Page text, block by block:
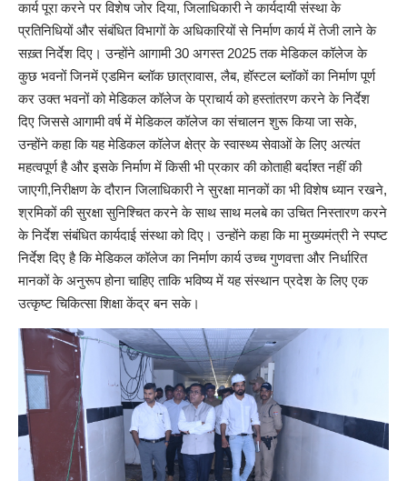
कार्य पूरा करने पर विशेष जोर दिया, जिलाधिकारी ने कार्यदायी संस्था के
प्रतिनिधियों और संबंधित विभागों के अधिकारियों से निर्माण कार्य में तेजी लाने के
सख़्त निर्देश दिए। उन्होंने आगामी 30 अगस्त 2025 तक मेडिकल कॉलेज के
कुछ भवनों जिनमें एडमिन ब्लॉक छात्रावास, लैब, हॉस्टल ब्लॉकों का निर्माण पूर्ण
कर उक्त भवनों को मेडिकल कॉलेज के प्राचार्य को हस्तांतरण करने के निर्देश
दिए जिससे आगामी वर्ष में मेडिकल कॉलेज का संचालन शुरू किया जा सके,
उन्होंने कहा कि यह मेडिकल कॉलेज क्षेत्र के स्वास्थ्य सेवाओं के लिए अत्यंत
महत्वपूर्ण है और इसके निर्माण में किसी भी प्रकार की कोताही बर्दाश्त नहीं की
जाएगी,निरीक्षण के दौरान जिलाधिकारी ने सुरक्षा मानकों का भी विशेष ध्यान रखने,
श्रमिकों की सुरक्षा सुनिश्चित करने के साथ साथ मलबे का उचित निस्तारण करने
के निर्देश संबंधित कार्यदाई संस्था को दिए। उन्होंने कहा कि मा मुख्यमंत्री ने स्पष्ट
निर्देश दिए है कि मेडिकल कॉलेज का निर्माण कार्य उच्च गुणवत्ता और निर्धारित
मानकों के अनुरूप होना चाहिए ताकि भविष्य में यह संस्थान प्रदेश के लिए एक
उत्कृष्ट चिकित्सा शिक्षा केंद्र बन सके।